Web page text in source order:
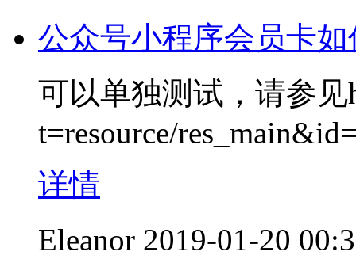
公众号小程序会员卡
可以单独测试，请参见
t=resource/
详情
Eleanor 2019-01-20